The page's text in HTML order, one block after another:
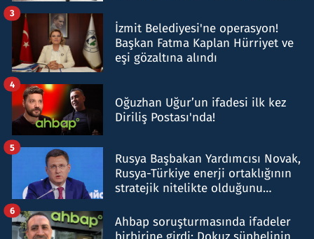
İzmit Belediyesi'ne operasyon!
Başkan Fatma Kaplan Hürriyet ve
eşi gözaltına alındı
3
Oğuzhan Uğur’un ifadesi ilk kez
Diriliş Postası'nda!
4
Rusya Başbakan Yardımcısı Novak,
Rusya-Türkiye enerji ortaklığının
stratejik nitelikte olduğunu
5
Ahbap soruşturmasında ifadeler
6